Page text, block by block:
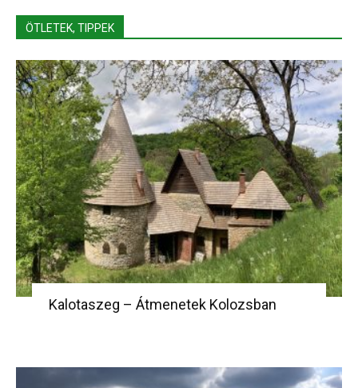
ÖTLETEK, TIPPEK
Kalotaszeg – Átmenetek Kolozsban